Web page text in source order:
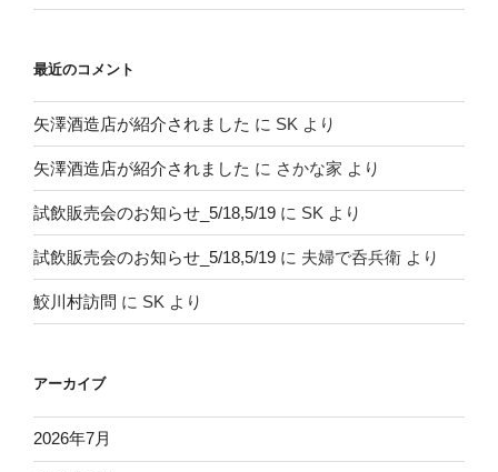
最近のコメント
矢澤酒造店が紹介されました に SK より
矢澤酒造店が紹介されました に さかな家 より
試飲販売会のお知らせ_5/18,5/19 に SK より
試飲販売会のお知らせ_5/18,5/19 に 夫婦で呑兵衛 より
鮫川村訪問 に SK より
アーカイブ
2026年7月